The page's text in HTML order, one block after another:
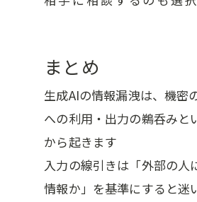
まとめ
生成AIの情報漏洩は、機密
への利用・出力の鵜呑みと
から起きます
入力の線引きは「外部の人
情報か」を基準にすると迷